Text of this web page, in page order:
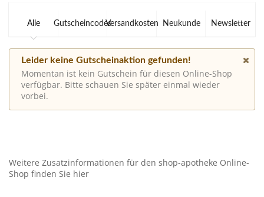
Alle GutscheincodesVersandkosten Neukunde Newsletter
Leider keine Gutscheinaktion gefunden!
Momentan ist kein Gutschein für diesen Online-Shop
verfügbar. Bitte schauen Sie später einmal wieder
vorbei.
Weitere Zusatzinformationen für den shop-apotheke Online-
Shop finden Sie hier